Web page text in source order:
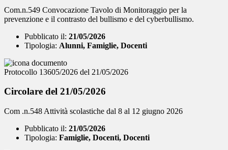
Com.n.549 Convocazione Tavolo di Monitoraggio per la
prevenzione e il contrasto del bullismo e del cyberbullismo.
Pubblicato il: 21/05/2026
Tipologia: Alunni, Famiglie, Docenti
Protocollo 13605/2026 del 21/05/2026
Circolare del 21/05/2026
Com .n.548 Attività scolastiche dal 8 al 12 giugno 2026
Pubblicato il: 21/05/2026
Tipologia: Famiglie, Docenti, Docenti